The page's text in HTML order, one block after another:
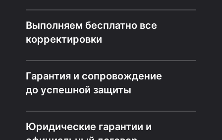
Выполняем бесплатно все
корректировки
Гарантия и сопровождение
до успешной защиты
Юридические гарантии и